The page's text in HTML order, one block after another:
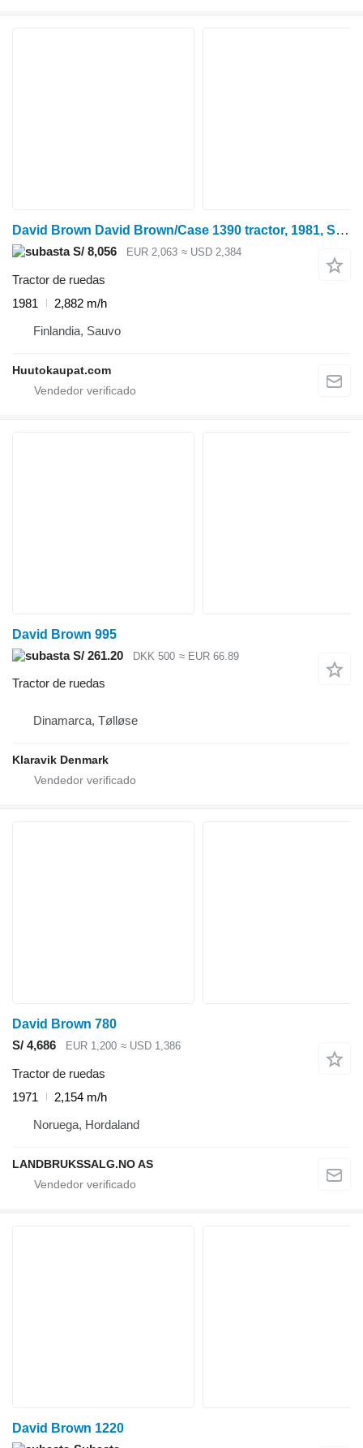
David Brown David Brown/Case 1390 tractor, 1981, Sauvo
S/ 8,056 EUR 2,063 ≈ USD 2,384
Tractor de ruedas
1981
2,882 m/h
Finlandia, Sauvo
Huutokaupat.com
David Brown 995
S/ 261.20
DKK 500 ≈ EUR 66.89
Tractor de ruedas
Dinamarca, Tølløse
Klaravik Denmark
David Brown 780
S/ 4,686
EUR 1,200 ≈ USD 1,386
Tractor de ruedas
1971
2,154 m/h
Noruega, Hordaland
LANDBRUKSSALG.NO AS
David Brown 1220